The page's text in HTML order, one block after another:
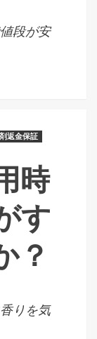
段が安
返金保証
時
す
？
りを気